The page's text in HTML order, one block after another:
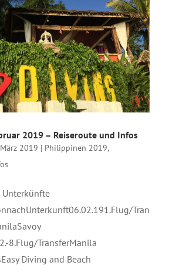
2019 – Reiseroute und Infos
2019 | Philippinen 2019,
Unterkünfte
Tran
8.Flug/TransferManila
Diving and Beach